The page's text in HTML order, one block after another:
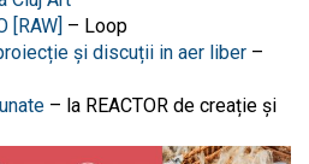
[RAW] – Loop
și discuții in aer liber –
– la REACTOR de creație și